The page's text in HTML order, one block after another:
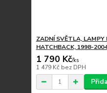
ZADNÍ SVĚTLA, LAMPY
HATCHBACK, 1998-
1 790 Kč/ks
1 479 Kč bez DPH